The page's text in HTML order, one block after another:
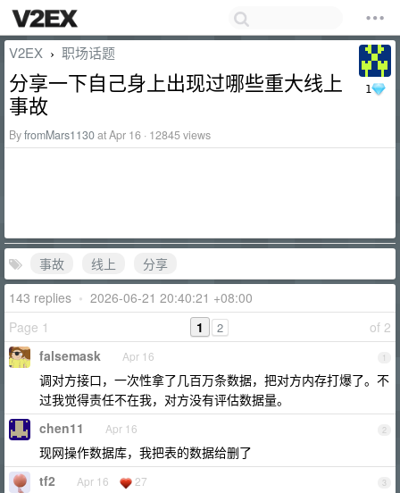
1
V2EX › 职场话题
分享一下自己身上出现过哪些重大线上
事故
ByfromMars1130at Apr 16 · 12845 views
事故 线上
分享
143 replies • 2026-06-21 20:40:21 +08:00
Page 1
of 2
1 2
1
falsemask Apr 16
调对方接口，一次性拿了几百万条数据，把对方内存打爆了。不
过我觉得责任不在我，对方没有评估数据量。
2
chen11 Apr 16
现网操作数据库，我把表的数据给删了
3
tf2 Apr 16 27